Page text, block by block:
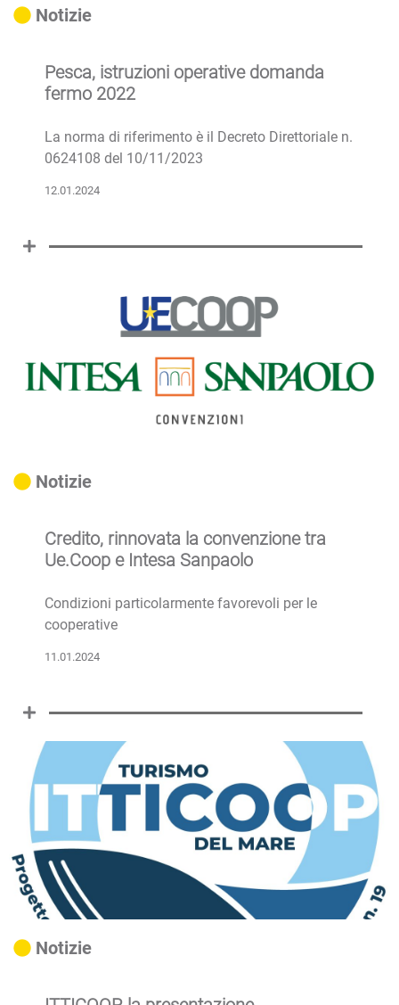
Notizie
Pesca, istruzioni operative domanda
fermo 2022
La norma di riferimento è il Decreto Direttoriale n.
0624108 del 10/11/2023
12.01.2024
Notizie
Credito, rinnovata la convenzione tra
Ue.Coop e Intesa Sanpaolo
Condizioni particolarmente favorevoli per le
cooperative
11.01.2024
Notizie